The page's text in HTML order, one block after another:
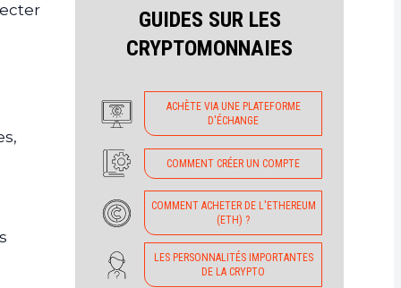
GUIDES SUR LES
CRYPTOMONNAIES
ACHÈTE VIA UNE PLATEFORME
D'ÉCHANGE
COMMENT CRÉER UN COMPTE
COMMENT ACHETER DE L'ETHEREUM
(ETH) ?
LES PERSONNALITÉS IMPORTANTES
DE LA CRYPTO